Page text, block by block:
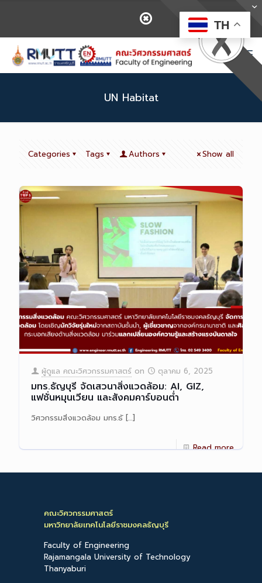
UN Habitat
Categories Tags Authors Show all
ผู้ดูแล คณะวิศวกรรมศาสตร์ on ตุลาคม 6, 2025
มทร.ธัญบุรี จัดเสวนาสิ่งแวดล้อม: AI, GIZ,
แฟชั่นหมุนเวียน และสังคมคาร์บอนต่ำ
วิศวกรรมสิ่งแวดล้อม มทร.ธั[…]
Read more
คณะวิศวกรรมศาสตร์
มหาวิทยาลัยเทคโนโลยีราชมงคลธัญบุรี
Faculty of Engineering
Rajamangala University of Technology
Thanyaburi
TH